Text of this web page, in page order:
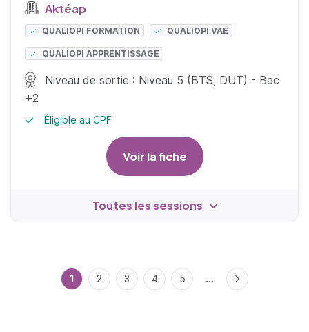
Aktéap
QUALIOPI FORMATION QUALIOPI VAE
QUALIOPI APPRENTISSAGE
Niveau de sortie : Niveau 5 (BTS, DUT) - Bac
+2
Éligible au CPF
Voir la fiche
Toutes les sessions
1 2 3 4 5 ... Suivant